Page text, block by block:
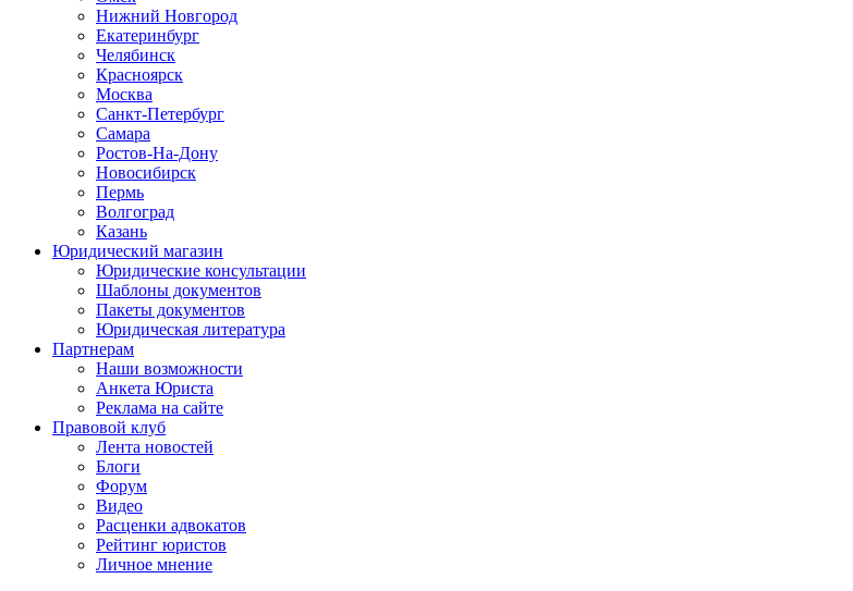
Нижний Новгород
Екатеринбург
Челябинск
Красноярск
Москва
Санкт-Петербург
Самара
Ростов-На-Дону
Новосибирск
Пермь
Волгоград
Казань
Юридический магазин
Юридические консультации
Шаблоны документов
Пакеты документов
Юридическая литература
Партнерам
Наши возможности
Анкета Юриста
Реклама на сайте
Правовой клуб
Лента новостей
Блоги
Форум
Видео
Расценки адвокатов
Рейтинг юристов
Личное мнение